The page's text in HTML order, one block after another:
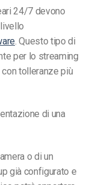
24/7 devono
. Questo tipo di
per lo streaming
tolleranze più
di una
o di un
già configurato e